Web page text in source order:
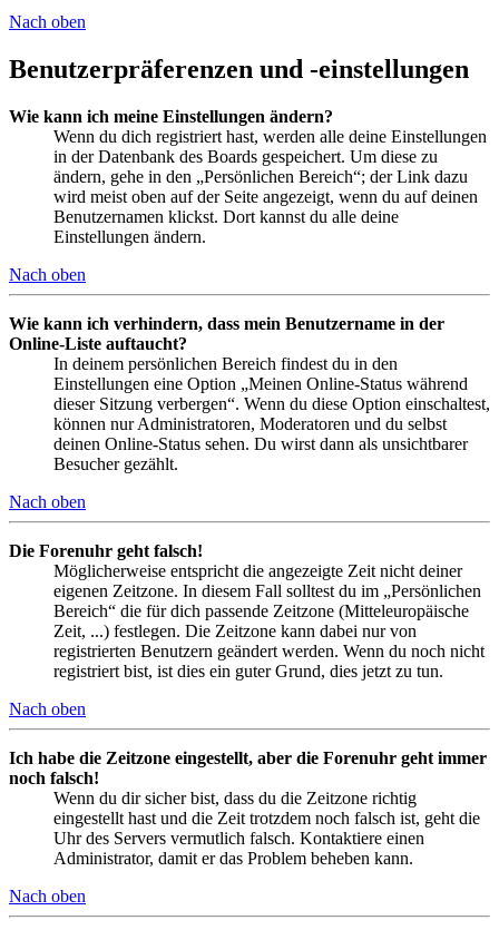
Nach oben
Benutzerpräferenzen und -einstellungen
Wie kann ich meine Einstellungen ändern?
Wenn du dich registriert hast, werden alle deine Einstellungen
in der Datenbank des Boards gespeichert. Um diese zu
ändern, gehe in den „Persönlichen Bereich“; der Link dazu
wird meist oben auf der Seite angezeigt, wenn du auf deinen
Benutzernamen klickst. Dort kannst du alle deine
Einstellungen ändern.
Nach oben
Wie kann ich verhindern, dass mein Benutzername in der
Online-Liste auftaucht?
In deinem persönlichen Bereich findest du in den
Einstellungen eine Option „Meinen Online-Status während
dieser Sitzung verbergen“. Wenn du diese Option einschaltest,
können nur Administratoren, Moderatoren und du selbst
deinen Online-Status sehen. Du wirst dann als unsichtbarer
Besucher gezählt.
Nach oben
Die Forenuhr geht falsch!
Möglicherweise entspricht die angezeigte Zeit nicht deiner
eigenen Zeitzone. In diesem Fall solltest du im „Persönlichen
Bereich“ die für dich passende Zeitzone (Mitteleuropäische
Zeit, ...) festlegen. Die Zeitzone kann dabei nur von
registrierten Benutzern geändert werden. Wenn du noch nicht
registriert bist, ist dies ein guter Grund, dies jetzt zu tun.
Nach oben
Ich habe die Zeitzone eingestellt, aber die Forenuhr geht immer
noch falsch!
Wenn du dir sicher bist, dass du die Zeitzone richtig
eingestellt hast und die Zeit trotzdem noch falsch ist, geht die
Uhr des Servers vermutlich falsch. Kontaktiere einen
Administrator, damit er das Problem beheben kann.
Nach oben